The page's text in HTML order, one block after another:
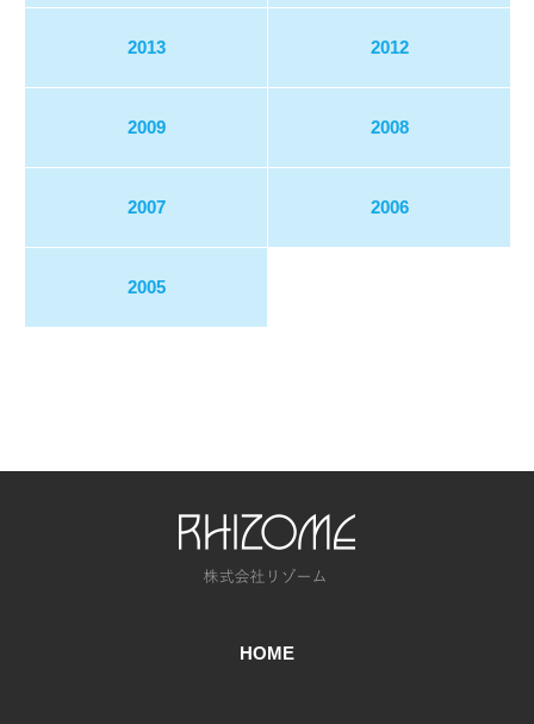
2013 2012
2009 2008
2007 2006
2005
HOME